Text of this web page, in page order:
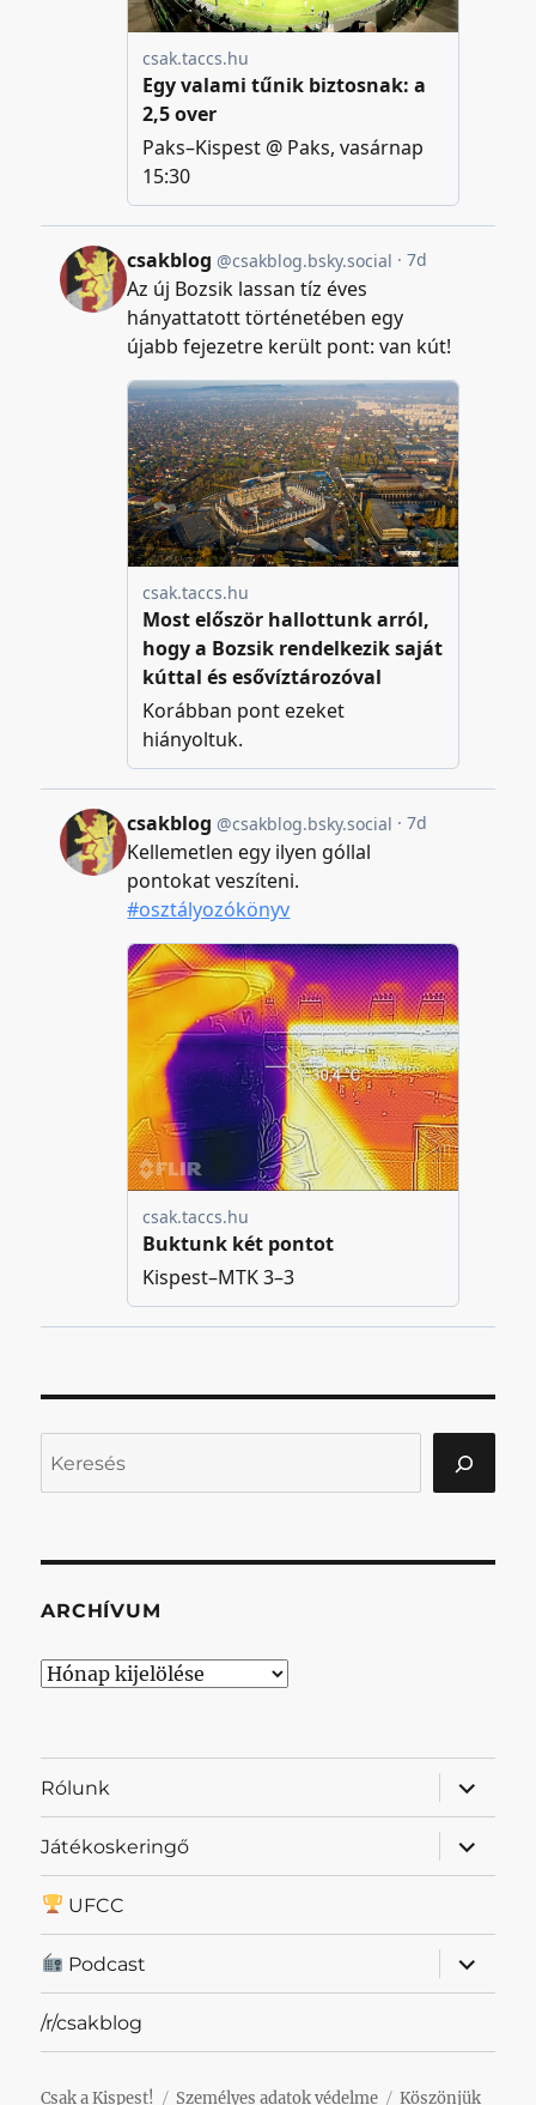
ARCHÍVUM
Archívum
Rólunk
almenü
Játékoskeringő
almenü
UFCC
Podcast
almenü
/r/csakblog
Csak a Kispest! Személyes adatok védelme
Köszönjük